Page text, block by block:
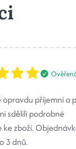
opravdu příjemní a
sdělili podrobné
ke zboží.
3 dnů.